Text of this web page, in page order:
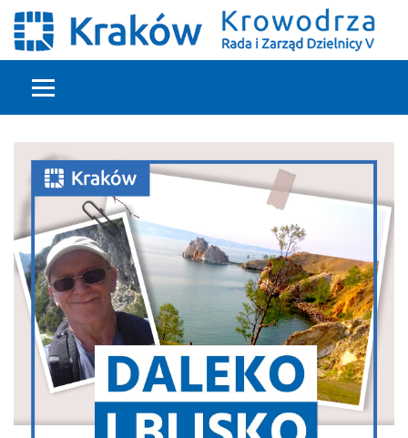
Głowna treść